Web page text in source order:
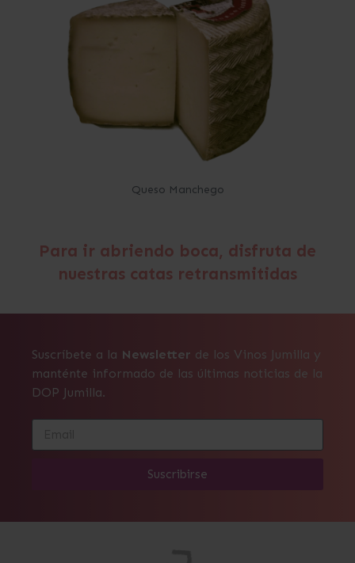
Queso Manchego
Para ir abriendo boca, disfruta de
nuestras catas retransmitidas
Suscríbete a la Newsletter de los Vinos Jumilla y
manténte informado de las últimas noticias de la
DOP Jumilla.
Suscribirse